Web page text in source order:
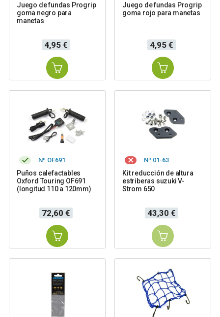
Juego de fundas Progrip
goma negro para
manetas
Precio
4,95 €
Juego de fundas Progrip
goma rojo para manetas
Precio
4,95 €
Nº OF691
Puños calefactables
Oxford Touring OF691
(longitud 110 a 120mm)
Precio
72,60 €
Nº 01-63
Kit reducción de altura
estriberas suzuki V-
Strom 650
Precio
43,30 €